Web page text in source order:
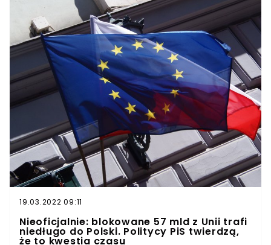
Europejskiej są za wstrzymaniem wypłat z unijnej kasy
dla Polski. Zgodnie z ustaleniami chodzi o Austrię,
Danię, Holandię i Szwecję.
19.03.2022 09:11
Nieoficjalnie: blokowane 57 mld z Unii trafi
niedługo do Polski. Politycy PiS twierdzą,
że to kwestia czasu